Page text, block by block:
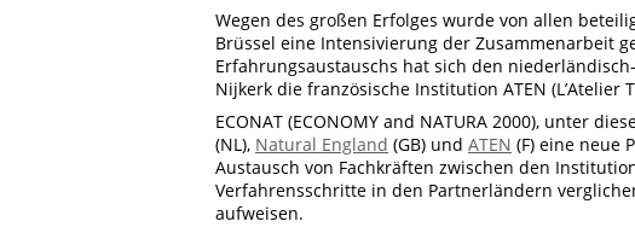
Wegen des großen Erfolges wurde von allen
Brüssel eine Intensivierung der Zusammenarbeit
Erfahrungsaustauschs hat sich den
Nijkerk die französische Institution ATEN (L’Atelier
ECONAT (ECONOMY and NATURA 2000), unter
(NL), Natural England (GB) und ATEN (F) eine neue
Austausch von Fachkräften zwischen den
Verfahrensschritte in den Partnerländern
aufweisen.